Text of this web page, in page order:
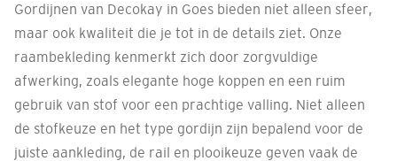
Gordijnen van Decokay in Goes bieden niet alleen sfeer,
maar ook kwaliteit die je tot in de details ziet. Onze
raambekleding kenmerkt zich door zorgvuldige
afwerking, zoals elegante hoge koppen en een ruim
gebruik van stof voor een prachtige valling. Niet alleen
de stofkeuze en het type gordijn zijn bepalend voor de
juiste aankleding, de rail en plooikeuze geven vaak de